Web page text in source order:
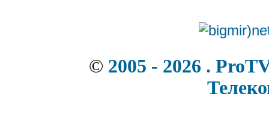
© 2005 - 2026 .